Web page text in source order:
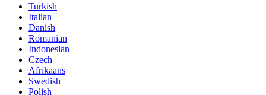
Turkish
Italian
Danish
Romanian
Indonesian
Czech
Afrikaans
Swedish
Polish